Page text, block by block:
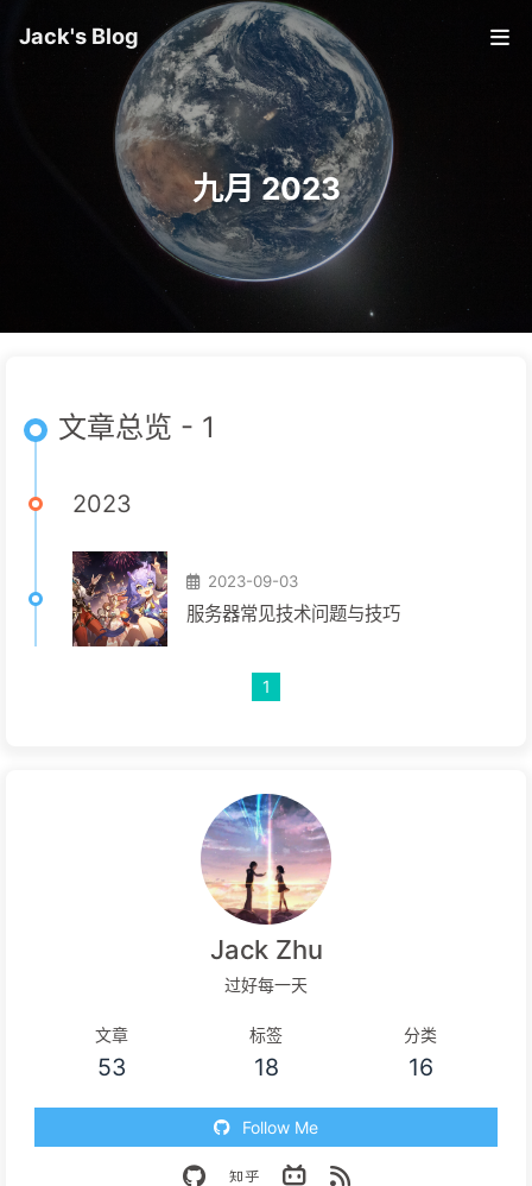
Jack's Blog
九月 2023
文章总览 - 1
2023
2023-09-03
服务器常见技术问题与技巧
1
Jack Zhu
过好每一天
文章
53
标签
18
分类
16
Follow Me